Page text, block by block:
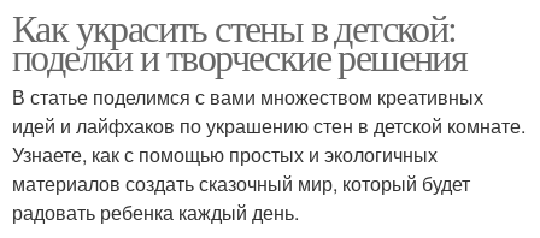
Как украсить стены в детской:
поделки и творческие решения
В статье поделимся с вами множеством креативных
идей и лайфхаков по украшению стен в детской комнате.
Узнаете, как с помощью простых и экологичных
материалов создать сказочный мир, который будет
радовать ребенка каждый день.